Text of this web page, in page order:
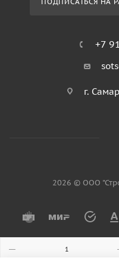
+7
г.
2026 © ООО